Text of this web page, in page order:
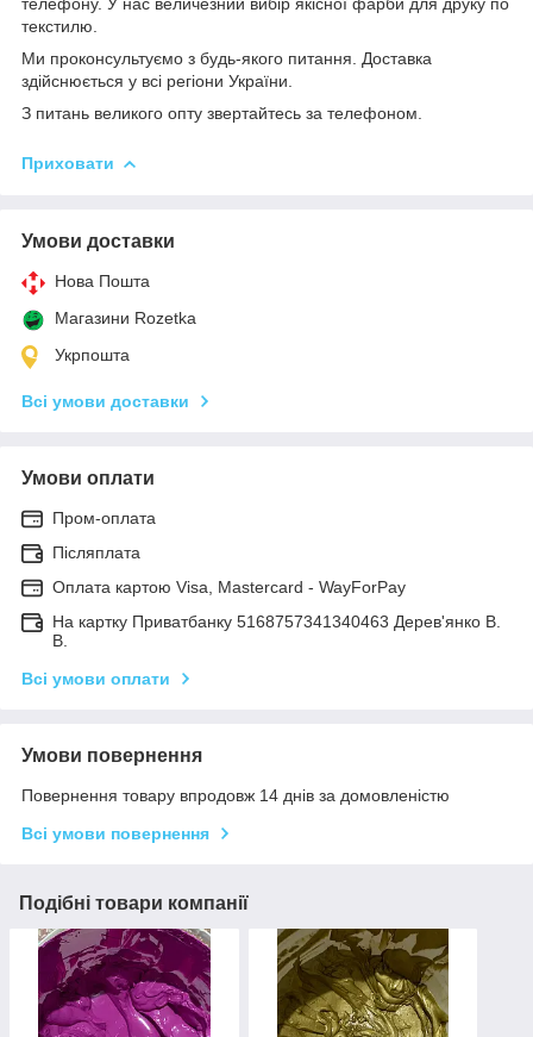
текстилю.
Ми проконсультуємо з будь-якого питання. Доставка
здійснюється у всі регіони України.
З питань великого опту звертайтесь за телефоном.
Приховати
Умови доставки
Нова Пошта
Магазини Rozetka
Укрпошта
Всі умови доставки
Умови оплати
Пром-оплата
Післяплата
Оплата картою Visa, Mastercard - WayForPay
На картку Приватбанку 5168757341340463 Дерев'янко В.
В.
Всі умови оплати
Умови повернення
Повернення товару впродовж 14 днів за домовленістю
Всі умови повернення
Подібні товари компанії